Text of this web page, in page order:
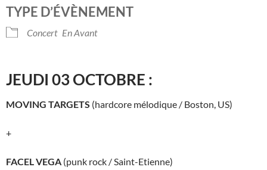
TYPE D’ÉVÈNEMENT
Concert En Avant
JEUDI 03 OCTOBRE :
MOVING TARGETS (hardcore mélodique / Boston, US)
+
FACEL VEGA (punk rock / Saint-Etienne)